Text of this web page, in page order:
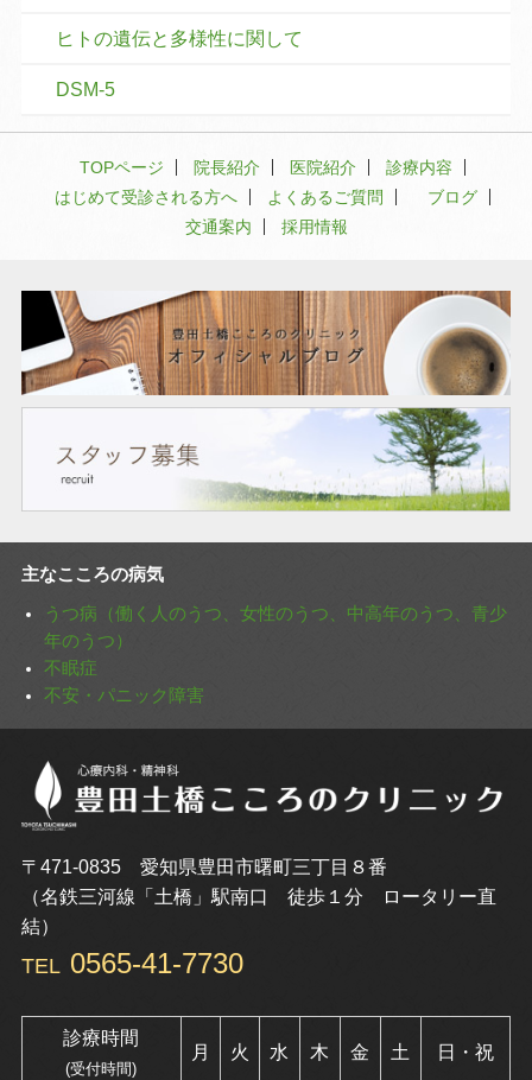
ヒトの遺伝と多様性に関して
DSM-5
TOPページ 院長紹介 医院紹介
診療内容
はじめて受診される方へ
よくあるご質問
ブログ
交通案内
採用情報
主なこころの病気
うつ病（働く人のうつ、女性のうつ、中高年のうつ、青少
年のうつ）
不眠症
不安・パニック障害
〒471-0835 愛知県豊田市曙町三丁目８番
（名鉄三河線「土橋」駅南口 徒歩１分 ロータリー直
結）
TEL 0565-41-7730
診療時間
(受付時間)
月 火 水 木 金 土 日・祝